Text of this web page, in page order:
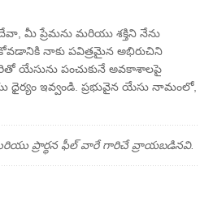
మీ ప్రేమను మరియు శక్తిని నేను
నాకు పవిత్రమైన అభిరుచిని
యేసును పంచుకునే అవకాశాలపై
ధైర్యం ఇవ్వండి. ప్రభువైన యేసు నామంలో,
ప్రార్థన ఫీల్ వారే గారిచే వ్రాయబడినవి.